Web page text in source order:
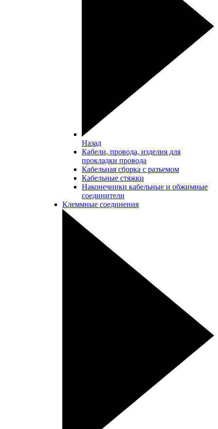
Назад
Кабели, провода, изделия для
прокладки провода
Кабельная сборка с разъемом
Кабельные стяжки
Наконечники кабельные и обжимные
соединители
Клеммные соединения